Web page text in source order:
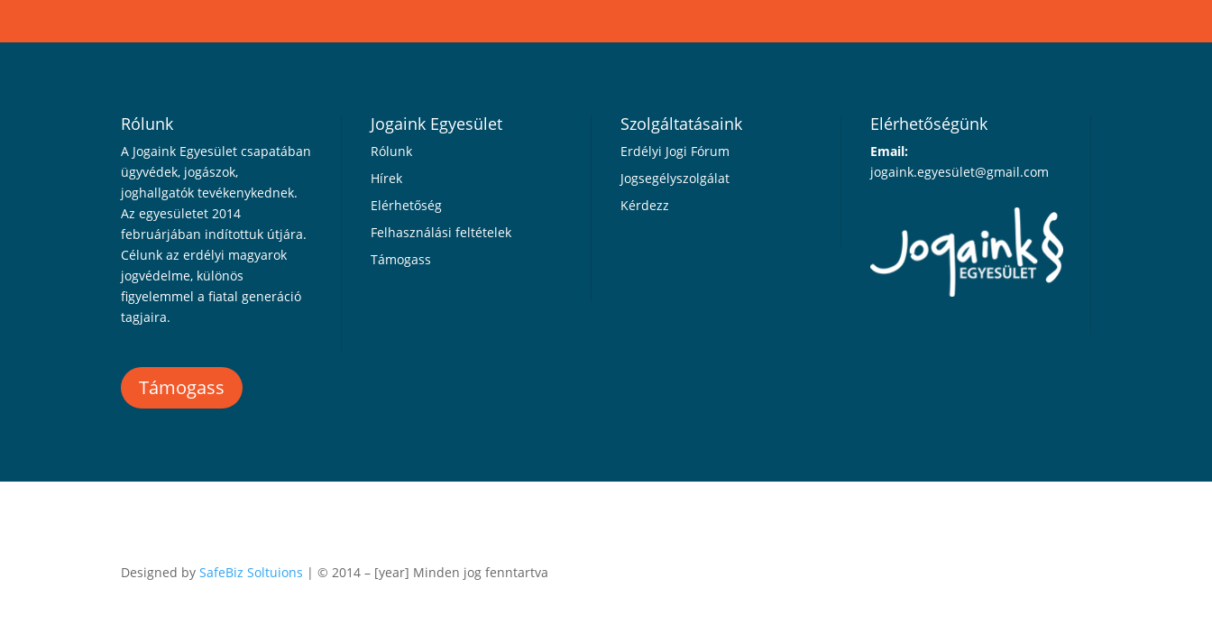
Rólunk
A Jogaink Egyesület csapatában
ügyvédek, jogászok,
joghallgatók tevékenykednek.
Az egyesületet 2014
februárjában indítottuk útjára.
Célunk az erdélyi magyarok
jogvédelme, különös
figyelemmel a fiatal generáció
tagjaira.
Támogass
Jogaink Egyesület
Rólunk
Hírek
Elérhetőség
Felhasználási feltételek
Támogass
Szolgáltatásaink
Erdélyi Jogi Fórum
Jogsegélyszolgálat
Kérdezz
Elérhetőségünk
Email:
jogaink.egyesület@gmail.com
Designed bySafeBiz Soltuions | © 2014 – [year] Minden jog fenntartva